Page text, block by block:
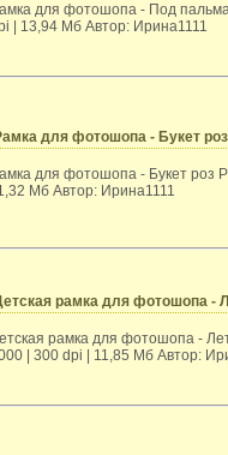
для фотошопа - Под
| 13,94 Mб Автор: Ирина1111
для фотошопа - Букет роз
для фотошопа - Букет роз
Mб Автор: Ирина1111
рамка для фотошопа -
рамка для фотошопа -
| 300 dpi | 11,85 Mб Автор: